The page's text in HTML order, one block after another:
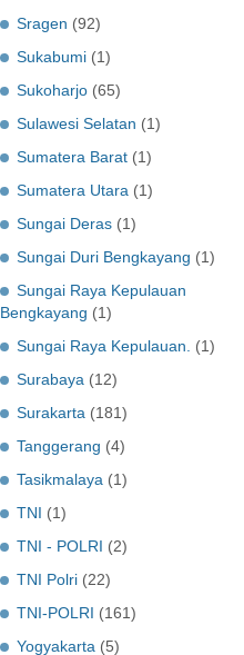
Sragen (92)
Sukabumi (1)
Sukoharjo (65)
Sulawesi Selatan (1)
Sumatera Barat (1)
Sumatera Utara (1)
Sungai Deras (1)
Sungai Duri Bengkayang (1)
Sungai Raya Kepulauan
Bengkayang (1)
Sungai Raya Kepulauan.
(1)
Surabaya (12)
Surakarta (181)
Tanggerang (4)
Tasikmalaya (1)
TNI (1)
TNI - POLRI (2)
TNI Polri (22)
TNI-POLRI (161)
Yogyakarta (5)